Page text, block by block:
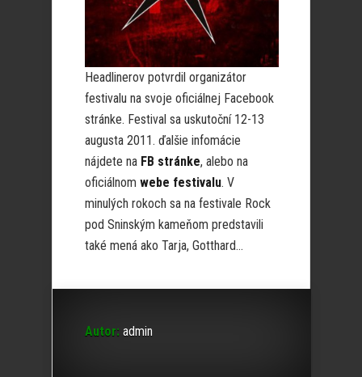
Headlinerov potvrdil organizátor
festivalu na svoje oficiálnej Facebook
stránke. Festival sa uskutoční 12-13
augusta 2011. ďalšie infomácie
nájdete na FB stránke, alebo na
oficiálnom webe festivalu. V
minulých rokoch sa na festivale Rock
pod Sninským kameňom predstavili
také mená ako Tarja, Gotthard…
Autor: admin